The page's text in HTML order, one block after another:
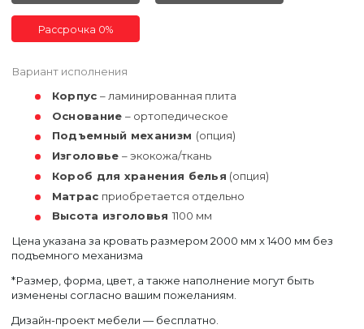
Рассрочка 0%
Вариант исполнения
Корпус – ламинированная плита
Основание – ортопедическое
Подъемный механизм (опция)
Изголовье – экокожа/ткань
Короб для хранения белья (опция)
Матрас приобретается отдельно
Высота изголовья 1100 мм
Цена указана за кровать размером 2000 мм х 1400 мм без
подъемного механизма
*Размер, форма, цвет, а также наполнение могут быть
изменены согласно вашим пожеланиям.
Дизайн-проект мебели — бесплатно.